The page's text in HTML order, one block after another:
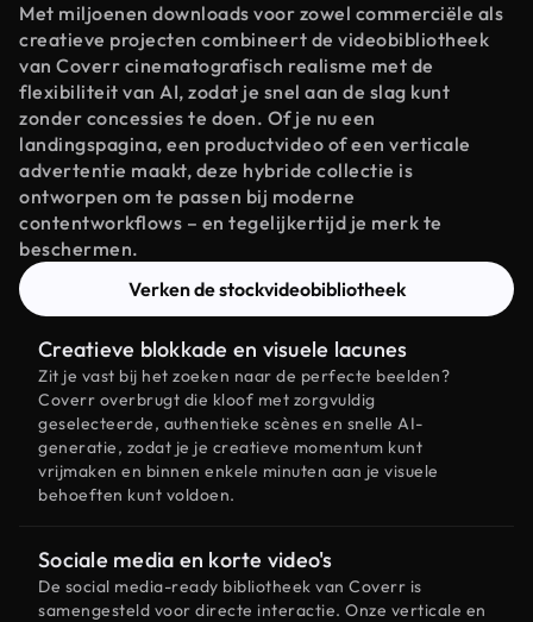
Met miljoenen downloads voor zowel commerciële als
creatieve projecten combineert de videobibliotheek
van Coverr cinematografisch realisme met de
flexibiliteit van AI, zodat je snel aan de slag kunt
zonder concessies te doen. Of je nu een
landingspagina, een productvideo of een verticale
advertentie maakt, deze hybride collectie is
ontworpen om te passen bij moderne
contentworkflows – en tegelijkertijd je merk te
beschermen.
Verken de stockvideobibliotheek
Creatieve blokkade en visuele lacunes
Zit je vast bij het zoeken naar de perfecte beelden?
Coverr overbrugt die kloof met zorgvuldig
geselecteerde, authentieke scènes en snelle AI-
generatie, zodat je je creatieve momentum kunt
vrijmaken en binnen enkele minuten aan je visuele
behoeften kunt voldoen.
Sociale media en korte video's
De social media-ready bibliotheek van Coverr is
samengesteld voor directe interactie. Onze verticale en